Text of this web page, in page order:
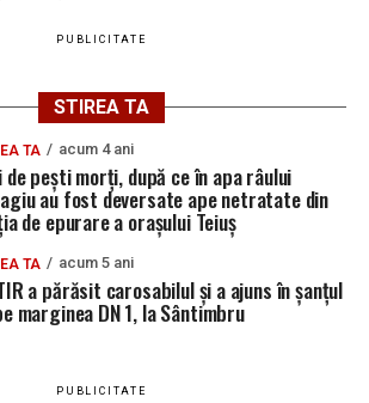
PUBLICITATE
STIREA TA
TA acum 4 ani
de pești morți, după ce în apa râului
au fost deversate ape netratate din
de epurare a orașului Teiuș
TA acum 5 ani
a părăsit carosabilul și a ajuns în șanțul
marginea DN 1, la Sântimbru
PUBLICITATE